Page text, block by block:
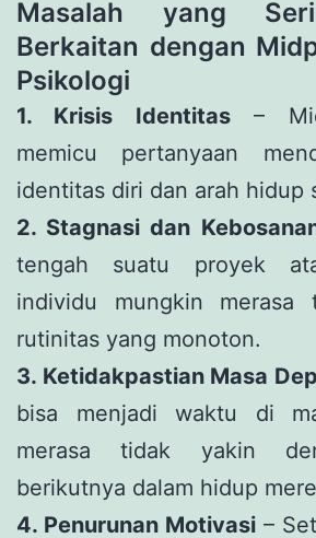
Masalah yang
Berkaitan dengan
Psikologi
1. Krisis Identitas–
memicu pertanyaan
identitas diri dan arah hidup
2. Stagnasi dan
tengah suatu proyek
individu mungkin merasa
rutinitas yang monoton.
3. Ketidakpastian Masa
bisa menjadi waktu di
merasa tidak yakin
berikutnya dalam hidup
4. Penurunan Motivasi –